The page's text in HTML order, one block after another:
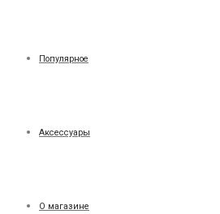
Популярное
Аксессуары
О магазине